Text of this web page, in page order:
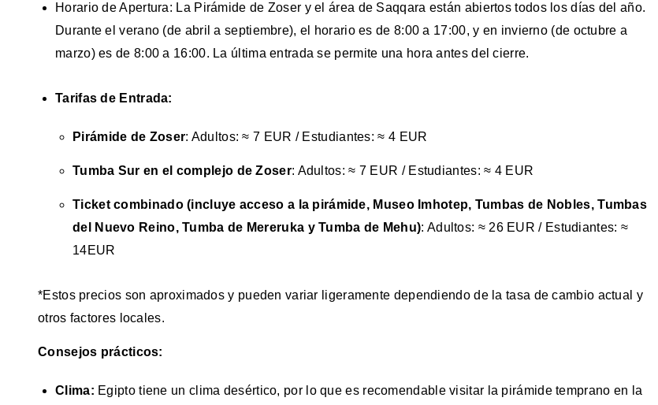
Horario de Apertura: La Pirámide de Zoser y el área de Saqqara están abiertos todos los días del año.
Durante el verano (de abril a septiembre), el horario es de 8:00 a 17:00, y en invierno (de octubre a
marzo) es de 8:00 a 16:00. La última entrada se permite una hora antes del cierre.
Tarifas de Entrada:
Pirámide de Zoser: Adultos: ≈ 7 EUR / Estudiantes: ≈ 4 EUR
Tumba Sur en el complejo de Zoser: Adultos: ≈ 7 EUR / Estudiantes: ≈ 4 EUR
Ticket combinado (incluye acceso a la pirámide, Museo Imhotep, Tumbas de Nobles, Tumbas
del Nuevo Reino, Tumba de Mereruka y Tumba de Mehu): Adultos: ≈ 26 EUR / Estudiantes: ≈
14EUR
*Estos precios son aproximados y pueden variar ligeramente dependiendo de la tasa de cambio actual y
otros factores locales.
Consejos prácticos:
Clima: Egipto tiene un clima desértico, por lo que es recomendable visitar la pirámide temprano en la